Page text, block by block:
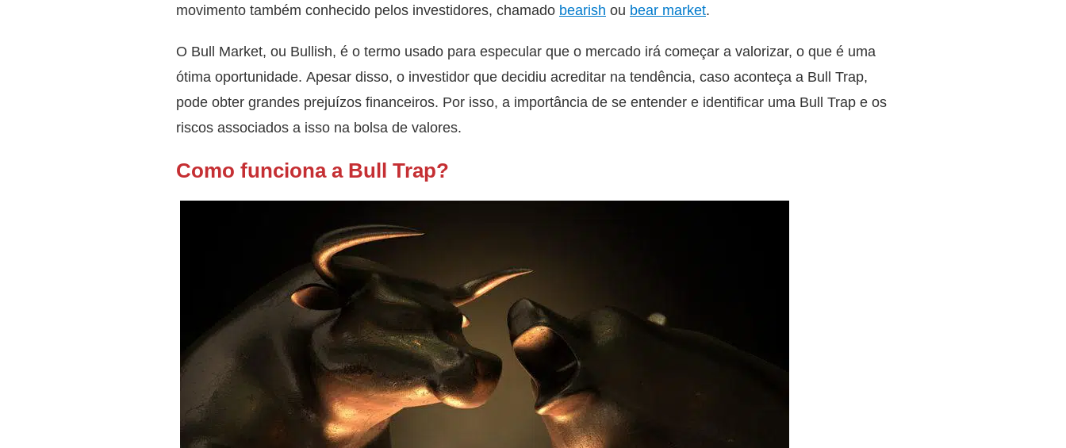
movimento também conhecido pelos investidores, chamado bearish ou bear market.
O Bull Market, ou Bullish, é o termo usado para especular que o mercado irá começar a valorizar, o que é uma
ótima oportunidade. Apesar disso, o investidor que decidiu acreditar na tendência, caso aconteça a Bull Trap,
pode obter grandes prejuízos financeiros. Por isso, a importância de se entender e identificar uma Bull Trap e os
riscos associados a isso na bolsa de valores.
Como funciona a Bull Trap?